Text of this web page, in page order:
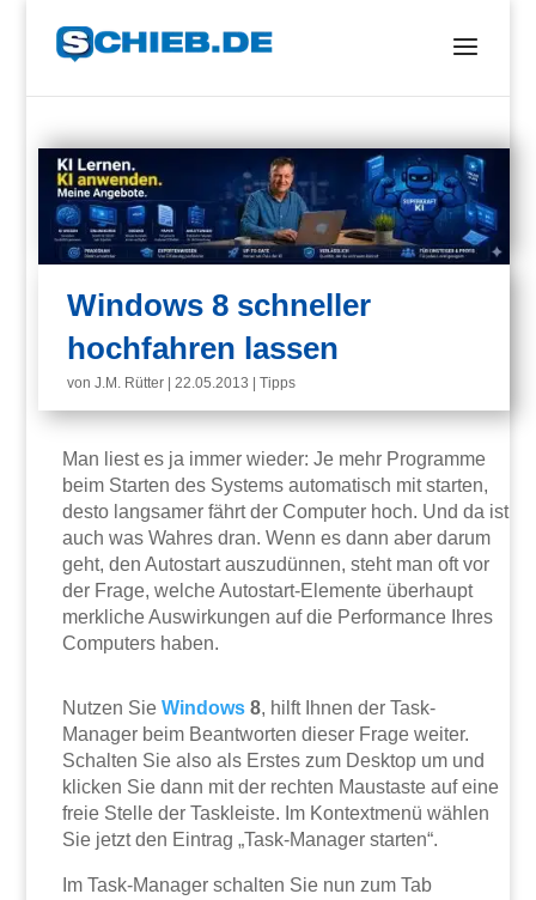
Windows 8 schneller
hochfahren lassen
vonJ.M. Rütter |22.05.2013 |Tipps
Man liest es ja immer wieder: Je mehr Programme
beim Starten des Systems automatisch mit starten,
desto langsamer fährt der Computer hoch. Und da ist
auch was Wahres dran. Wenn es dann aber darum
geht, den Autostart auszudünnen, steht man oft vor
der Frage, welche Autostart-Elemente überhaupt
merkliche Auswirkungen auf die Performance Ihres
Computers haben.
Nutzen SieWindows 8, hilft Ihnen der Task-
Manager beim Beantworten dieser Frage weiter.
Schalten Sie also als Erstes zum Desktop um und
klicken Sie dann mit der rechten Maustaste auf eine
freie Stelle der Taskleiste. Im Kontextmenü wählen
Sie jetzt den Eintrag „Task-Manager starten“.
Im Task-Manager schalten Sie nun zum Tab